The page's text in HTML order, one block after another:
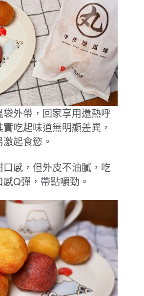
袋外帶，回家享用還熱呼
吃起味道無明顯差異，
起食慾。
口感，但外皮不油膩，吃
感Q彈，帶點嚼勁。